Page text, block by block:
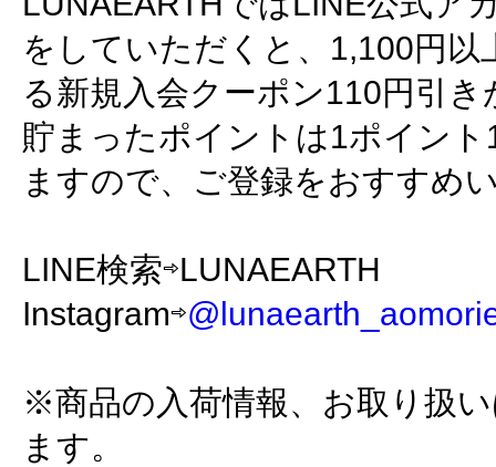
をしていただくと、1,100円以
る新規入会クーポン110円引
貯まったポイントは1ポイン
ますので、ご登録をおすすめ
LINE検索⇨LUNAEARTH
Instagram⇨
※商品の入荷情報、お取り扱
ます。